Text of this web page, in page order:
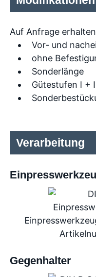
Auf Anfrage
Vor- und
ohne
Sonderlänge
Gütestufen I +
Verarbeitung
Gegenhalter